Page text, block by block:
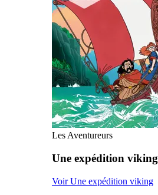
Les Aventureurs
Une expédition viking
Voir Une expédition viking